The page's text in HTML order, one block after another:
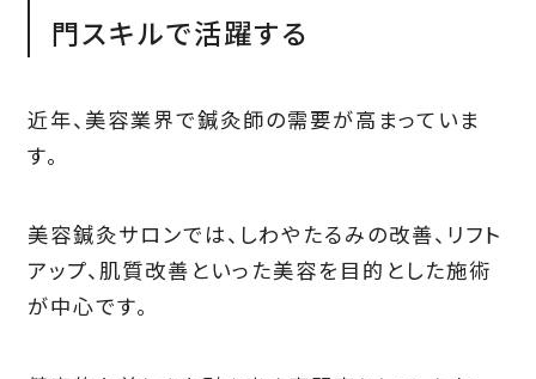
門スキルで活躍する
近年、美容業界で鍼灸師の需要が高まっていま
す。
美容鍼灸サロンでは、しわやたるみの改善、リフト
アップ、肌質改善といった美容を目的とした施術
が中心です。